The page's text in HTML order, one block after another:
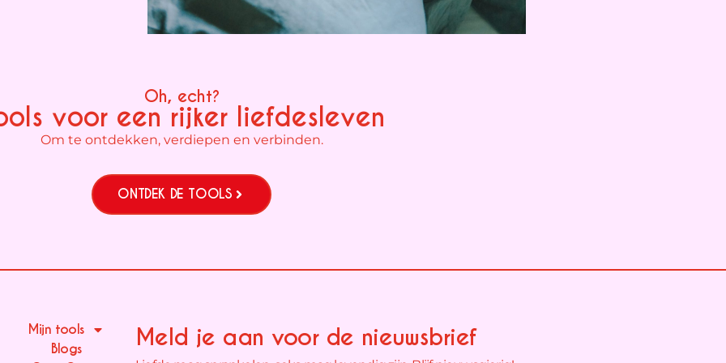
Oh, echt?
voor een rijker liefdesleven
Om te ontdekken, verdiepen en verbinden.
ONTDEK DE TOOLS
Mijn tools
Blogs
Meld je aan voor de nieuwsbrief